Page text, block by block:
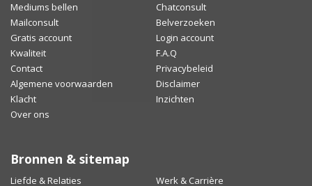
Mediums bellen
Chatconsult
Mailconsult
Belverzoeken
Gratis account
Login account
Kwaliteit
F.A.Q
Contact
Privacybeleid
Algemene voorwaarden
Disclaimer
Klacht
Inzichten
Over ons
Bronnen & sitemap
Liefde & Relaties Werk & Carrière